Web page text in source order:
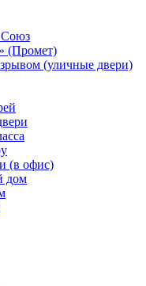
Союз
(Промет)
(уличные двери)
(в офис)
дом